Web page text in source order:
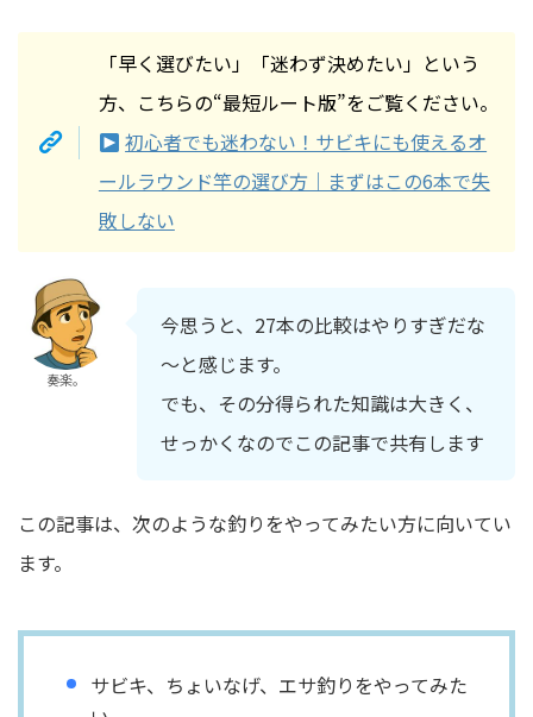
「早く選びたい」「迷わず決めたい」という
方、こちらの“最短ルート版”をご覧ください。
初心者でも迷わない！サビキにも使えるオ
ールラウンド竿の選び方｜まずはこの6本で失
敗しない
奏楽。
今思うと、27本の比較はやりすぎだな
～と感じます。
でも、その分得られた知識は大きく、
せっかくなのでこの記事で共有します
この記事は、次のような釣りをやってみたい方に向いてい
ます。
サビキ、ちょいなげ、エサ釣りをやってみた